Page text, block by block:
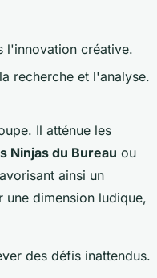
l'innovation créative.
recherche et l'analyse.
Il atténue les
Ninjas du Bureau ou
ainsi un
dimension ludique,
des défis inattendus.